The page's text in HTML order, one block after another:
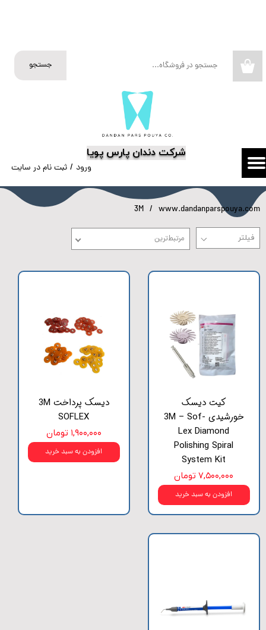
​شرکت دندان پارس پویا
جستجو
ورود / ثبت نام در سایت
تغییر گذر واژه
سفارشات
www.dandanparspouya.com
3M
مرتبط‌ترین
کیت دیسک
خورشیدی 3M – Sof-
Lex Diamond
Polishing Spiral
System Kit
۷,۵۰۰,۰۰۰ تومان
افزودن به سبد خرید
دیسک پرداخت 3M
SOFLEX
۱,۹۰۰,۰۰۰ تومان
افزودن به سبد خرید